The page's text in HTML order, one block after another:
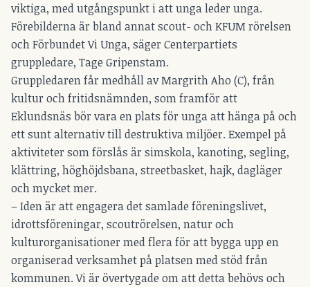
viktiga, med utgångspunkt i att unga leder unga.
Förebilderna är bland annat scout- och KFUM rörelsen
och Förbundet Vi Unga, säger Centerpartiets
gruppledare, Tage Gripenstam.
Gruppledaren får medhåll av Margrith Aho (C), från
kultur och fritidsnämnden, som framför att
Eklundsnäs bör vara en plats för unga att hänga på och
ett sunt alternativ till destruktiva miljöer. Exempel på
aktiviteter som förslås är simskola, kanoting, segling,
klättring, höghöjdsbana, streetbasket, hajk, dagläger
och mycket mer.
– Iden är att engagera det samlade föreningslivet,
idrottsföreningar, scoutrörelsen, natur och
kulturorganisationer med flera för att bygga upp en
organiserad verksamhet på platsen med stöd från
kommunen. Vi är övertygade om att detta behövs och